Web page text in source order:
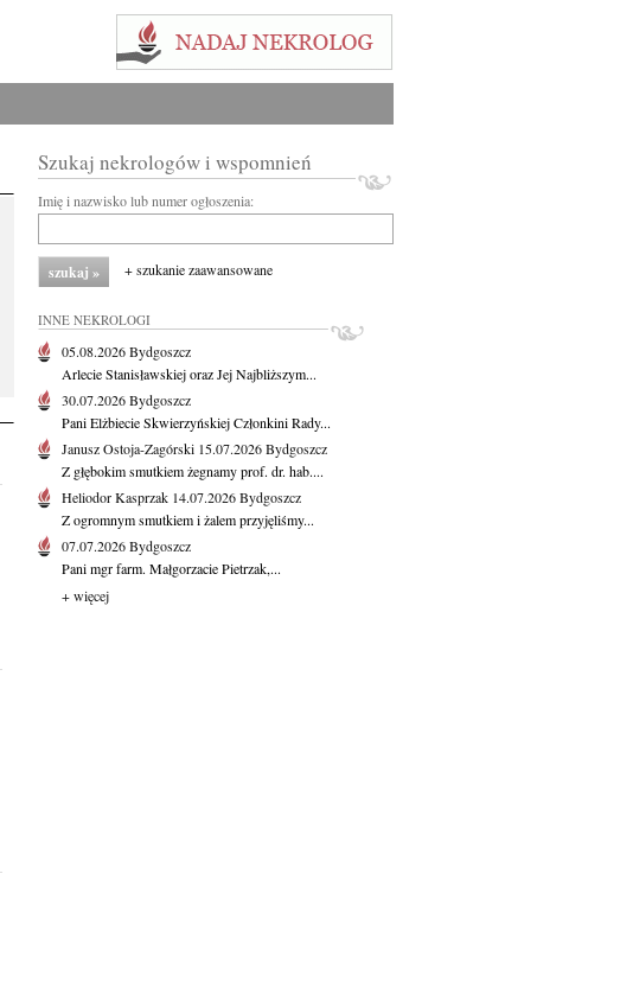
Szukaj nekrologów i wspomnień
Imię i nazwisko lub numer ogłoszenia:
+ szukanie zaawansowane
INNE NEKROLOGI
05.08.2026Bydgoszcz
Arlecie Stanisławskiej oraz Jej Najbliższym...
30.07.2026Bydgoszcz
Pani Elżbiecie Skwierzyńskiej Członkini Rady...
Janusz Ostoja-Zagórski 15.07.2026Bydgoszcz
Z głębokim smutkiem żegnamy prof. dr. hab....
Heliodor Kasprzak 14.07.2026Bydgoszcz
Z ogromnym smutkiem i żalem przyjęliśmy...
07.07.2026Bydgoszcz
Pani mgr farm. Małgorzacie Pietrzak,...
+ więcej